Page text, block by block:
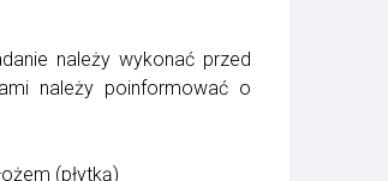
należy wykonać przed
należy poinformować o
(płytką)